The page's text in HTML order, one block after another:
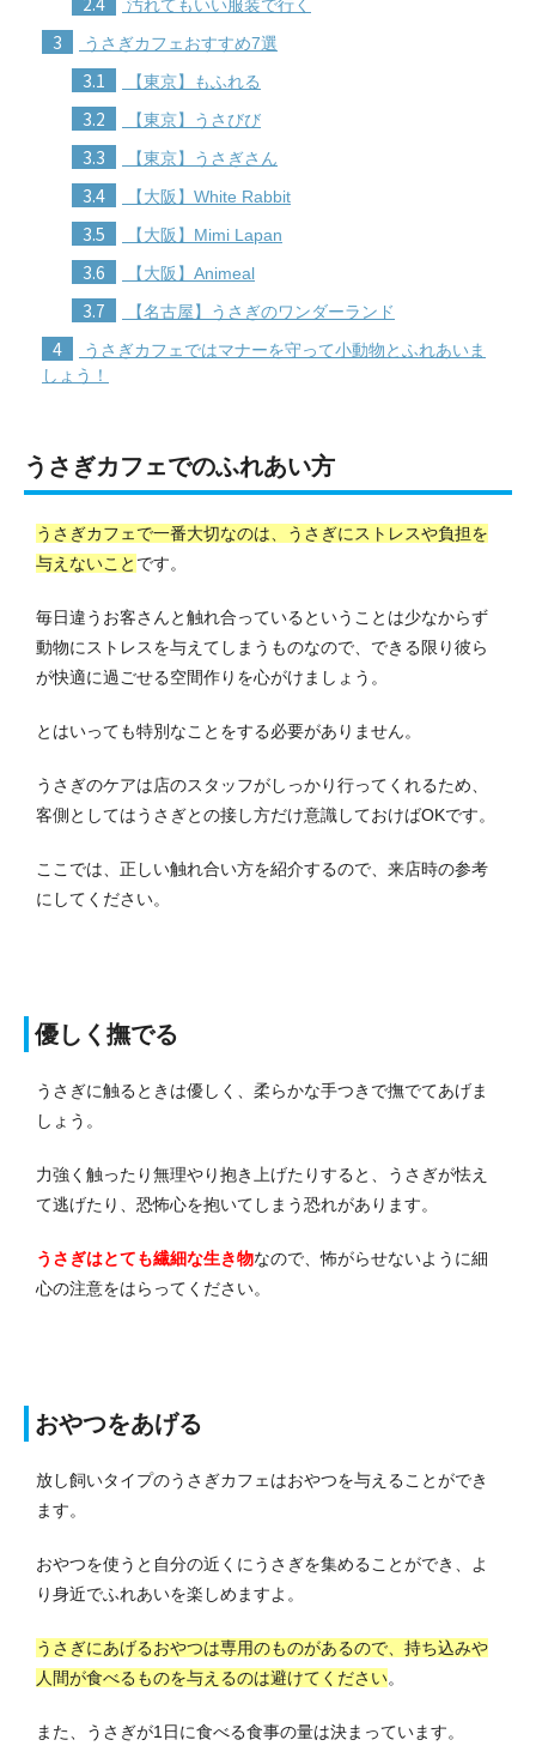
汚れてもいい服装で行く
3 うさぎカフェおすすめ7選
3.1 【東京】もふれる
3.2 【東京】うさびび
3.3 【東京】うさぎさん
3.4 【大阪】White Rabbit
3.5 【大阪】Mimi Lapan
3.6 【大阪】Animeal
3.7 【名古屋】うさぎのワンダーランド
4
うさぎカフェではマナーを守って小動物とふれあいま
しょう！
うさぎカフェでのふれあい方
うさぎカフェで一番大切なのは、うさぎにストレスや負担を
与えないこと です。
毎日違うお客さんと触れ合っているということは少なからず
動物にストレスを与えてしまうものなので、できる限り彼ら
が快適に過ごせる空間作りを心がけましょう。
とはいっても特別なことをする必要がありません。
うさぎのケアは店のスタッフがしっかり行ってくれるため、
客側としてはうさぎとの接し方だけ意識しておけばOKです。
ここでは、正しい触れ合い方を紹介するので、来店時の参考
にしてください。
優しく撫でる
うさぎに触るときは優しく、柔らかな手つきで撫でてあげま
しょう。
力強く触ったり無理やり抱き上げたりすると、うさぎが怯え
て逃げたり、恐怖心を抱いてしまう恐れがあります。
うさぎはとても繊細な生き物なので、怖がらせないように細
心の注意をはらってください。
おやつをあげる
放し飼いタイプのうさぎカフェはおやつを与えることができ
ます。
おやつを使うと自分の近くにうさぎを集めることができ、よ
り身近でふれあいを楽しめますよ。
うさぎにあげるおやつは専用のものがあるので、持ち込みや
人間が食べるものを与えるのは避けてください。
また、うさぎが1日に食べる食事の量は決まっています。